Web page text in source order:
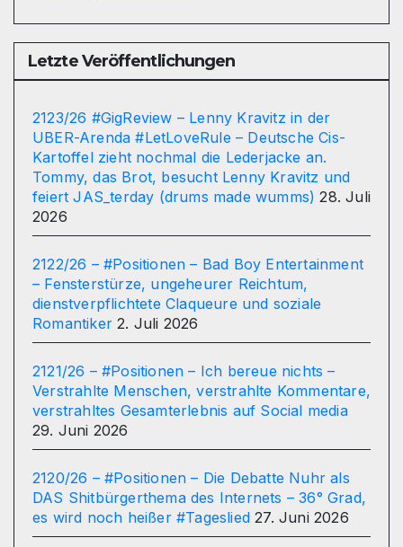
Letzte Veröffentlichungen
2123/26 #GigReview – Lenny Kravitz in der
UBER-Arenda #LetLoveRule – Deutsche Cis-
Kartoffel zieht nochmal die Lederjacke an.
Tommy, das Brot, besucht Lenny Kravitz und
feiert JAS_terday (drums made wumms) 28. Juli
2026
2122/26 – #Positionen – Bad Boy Entertainment
– Fensterstürze, ungeheurer Reichtum,
dienstverpflichtete Claqueure und soziale
Romantiker 2. Juli 2026
2121/26 – #Positionen – Ich bereue nichts –
Verstrahlte Menschen, verstrahlte Kommentare,
verstrahltes Gesamterlebnis auf Social media
29. Juni 2026
2120/26 – #Positionen – Die Debatte Nuhr als
DAS Shitbürgerthema des Internets – 36° Grad,
es wird noch heißer #Tageslied 27. Juni 2026